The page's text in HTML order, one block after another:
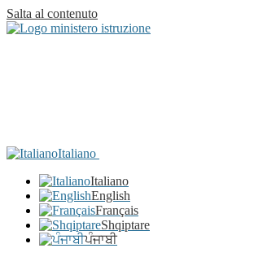
Salta al contenuto
Italiano
Italiano
English
Français
Shqiptare
ਪੰਜਾਬੀ